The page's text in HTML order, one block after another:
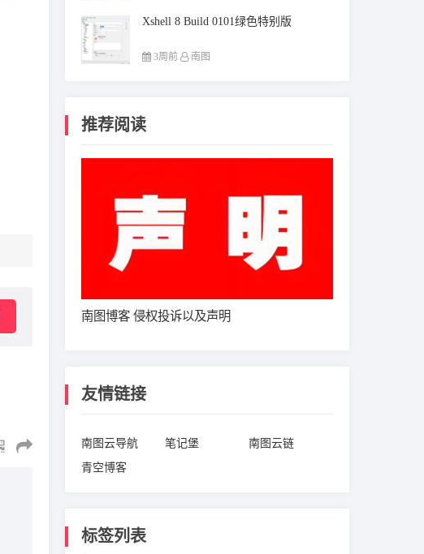
Xshell 8 Build 0101绿色特别版
3周前 南图
推荐阅读
南图博客 侵权投诉以及声明
友情链接
南图云导航 笔记堡
南图云链
青空博客
标签列表